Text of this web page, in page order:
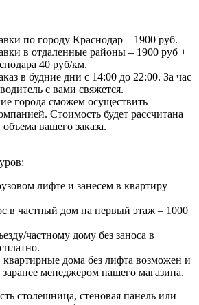
по городу Краснодар – 1900 руб.
в отдаленные районы – 1900 руб +
40 руб/км.
в будние дни с 14:00 до 22:00. За час
с вами свяжется.
города сможем осуществить
Стоимость будет рассчитана
вашего заказа.
лифте и занесем в квартиру –
в частный дом на первый этаж – 1000
частному дому без заноса в
дома без лифта возможен и
менеджером нашего магазина.
столешница, стеновая панель или